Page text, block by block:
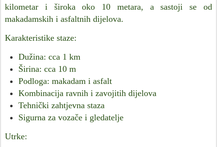
kilometar i široka oko 10 metara, a sastoji se od
makadamskih i asfaltnih dijelova.
Karakteristike staze:
Dužina: cca 1 km
Širina: cca 10 m
Podloga: makadam i asfalt
Kombinacija ravnih i zavojitih dijelova
Tehnički zahtjevna staza
Sigurna za vozače i gledatelje
Utrke: